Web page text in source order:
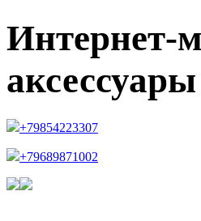
Интернет-
+79854223307
+79689871002